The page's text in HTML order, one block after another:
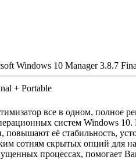
Windows 10 Manager 3.8.7
+ Portable
все в одном, полное
систем Windows
её стабильность,
сотням скрытых опций
процессах, помогает